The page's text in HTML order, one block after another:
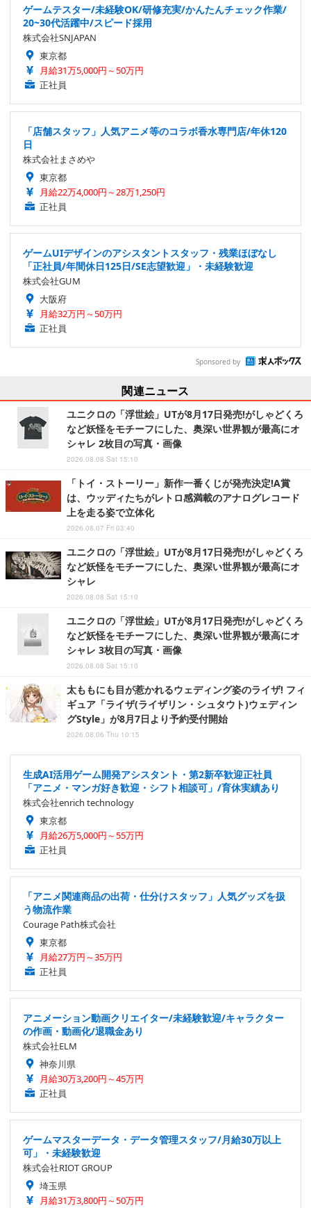
ゲームテスター/未経験OK/研修充実/かんたんチェック作業/
20~30代活躍中/スピード採用
株式会社SNJAPAN
東京都
月給31万5,000円～50万円
正社員
「店舗スタッフ」人気アニメ等のコラボ香水専門店/年休120
日
株式会社まさめや
東京都
月給22万4,000円～28万1,250円
正社員
ゲームUIデザインのアシスタントスタッフ・残業ほぼなし
「正社員/年間休日125日/SE志望歓迎」・未経験歓迎
株式会社GUM
大阪府
月給32万円～50万円
正社員
Sponsored by
関連ニュース
ユニクロの「浮世絵」UTが8月17日発売!がしゃどくろ
など妖怪をモチーフにした、奥深い世界観が最高にオ
シャレ 2枚目の写真・画像
2026.08.08 Sat 15:10
「トイ・ストーリー」新作一番くじが発売決定!A賞
は、ウッディたちがレトロ感満載のアナログレコード
上を走る姿で立体化
2026.08.07 Fri 03:40
ユニクロの「浮世絵」UTが8月17日発売!がしゃどくろ
など妖怪をモチーフにした、奥深い世界観が最高にオ
シャレ
2026.08.08 Sat 15:10
ユニクロの「浮世絵」UTが8月17日発売!がしゃどくろ
など妖怪をモチーフにした、奥深い世界観が最高にオ
シャレ 3枚目の写真・画像
2026.08.08 Sat 15:10
太ももにも目が惹かれるウェディング姿のライザ! フィ
ギュア「ライザ(ライザリン・シュタウト)ウェディン
グStyle」が8月7日より予約受付開始
2026.08.06 Thu 10:15
生成AI活用ゲーム開発アシスタント・第2新卒歓迎正社員
「アニメ・マンガ好き歓迎・シフト相談可」/育休実績あり
株式会社enrich technology
東京都
月給26万5,000円～55万円
正社員
「アニメ関連商品の出荷・仕分けスタッフ」人気グッズを扱
う物流作業
Courage Path株式会社
東京都
月給27万円～35万円
正社員
アニメーション動画クリエイター/未経験歓迎/キャラクター
の作画・動画化/退職金あり
株式会社ELM
神奈川県
月給30万3,200円～45万円
正社員
ゲームマスターデータ・データ管理スタッフ/月給30万以上
可」・未経験歓迎
株式会社RIOT GROUP
埼玉県
月給31万3,800円～50万円